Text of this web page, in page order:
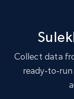
Collect data